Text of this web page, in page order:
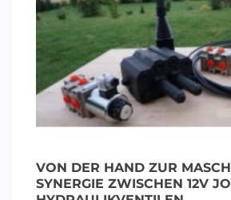
VON DER HAND ZUR
SYNERGIE ZWISCHEN 12V